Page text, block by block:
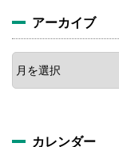
アーカイブ
ア
ー
カ
カレンダー